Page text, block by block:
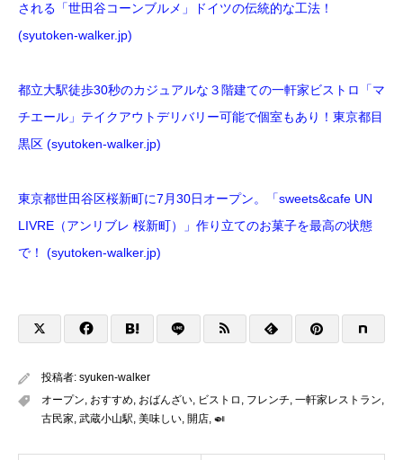
される「世田谷コーンブルメ」ドイツの伝統的な工法！
(syutoken-walker.jp)
都立大駅徒歩30秒のカジュアルな３階建ての一軒家ビストロ「マ
チエール」テイクアウトデリバリー可能で個室もあり！東京都目
黒区 (syutoken-walker.jp)
東京都世田谷区桜新町に7月30日オープン。「sweets&cafe UN
LIVRE（アンリブレ 桜新町）」作り立てのお菓子を最高の状態
で！ (syutoken-walker.jp)
投稿者: syuken-walker
オープン, おすすめ, おばんざい, ビストロ , フレンチ, 一軒家レストラン,
古民家, 武蔵小山駅, 美味しい, 開店, 🍛